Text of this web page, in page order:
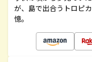
が、島で出合うトロピ
憶。